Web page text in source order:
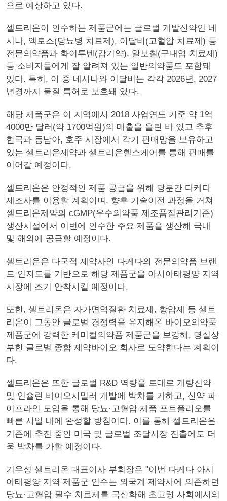
으로 예상하고 있다.
셀트리온이 인수하는 제품군에는 글로벌 개발신약인 네
시나, 액토스(당뇨병 치료제), 이달비(고혈압 치료제) 등
전문의약품과 화이투벤(감기약), 알보칠(구내염 치료제)
등 소비자들에게 잘 알려져 있는 일반의약품도 포함돼
있다. 특히, 이 중 네시나와 이달비는 각각 2026년, 2027
년경까지 물질 특허로 보호돼 있다.
해당 제품군은 이 지역에서 2018 사업연도 기준 약 1억
4000만 달러(약 1700억원)의 매출을 올린 바 있고 추후
한국과 동남아, 호주 시장에서 각기 판매망을 보유하고
있는 셀트리온제약과 셀트리온헬스케어를 통해 판매를
이어갈 예정이다.
셀트리온은 안정적인 제품 공급을 위해 당분간 다케다
제조사를 이용할 계획이며, 향후 기술이전 과정을 거쳐
셀트리온제약의 cGMP(우수의약품 제조품질관리기준)
생산시설에서 이번에 인수한 주요 제품을 생산해 국내
및 해외에 공급할 예정이다.
셀트리온은 다국적 제약사인 다케다의 전문의약품 브랜
드 인지도를 기반으로 해당 제품군을 아시아태평양 지역
시장에 조기 안착시킬 예정이다.
또한, 셀트리온은 자가면역질환 치료제, 항암제 등 셀트
리온이 그동안 글로벌 경쟁력을 유지해온 바이오의약품
제품군에 강력한 케미컬의약품 제품군을 보강해, 명실상
부한 글로벌 종합 제약바이오 회사로 도약한다는 계획이
다.
셀트리온은 또한 글로벌 R&D 역량을 토대로 개량신약
및 인슐린 바이오시밀러 개발에 박차를 가하고, 신약 파
이프라인 도입을 통해 당뇨·고혈압 제품 포트폴리오를
빠른 시일 내에 완성할 방침이다. 이를 통해 셀트리온은
기존에 추진 중인 미국 및 글로벌 조달시장 진출에도 더
욱 박차를 가할 예정이다.
기우성 셀트리온 대표이사 부회장은 "이번 다케다 아시
아태평양 지역 제품군 인수는 외국계 제약사에 의존하던
당뇨·고혈압 필수 치료제를 국산화해 초고령 사회에서의